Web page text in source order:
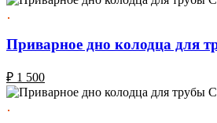
Приварное дно колодца для
₽ 1 500